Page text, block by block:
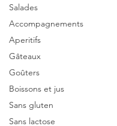
Salades
Accompagnements
Aperitifs
Gâteaux
Goûters
Boissons et jus
Sans gluten
Sans lactose